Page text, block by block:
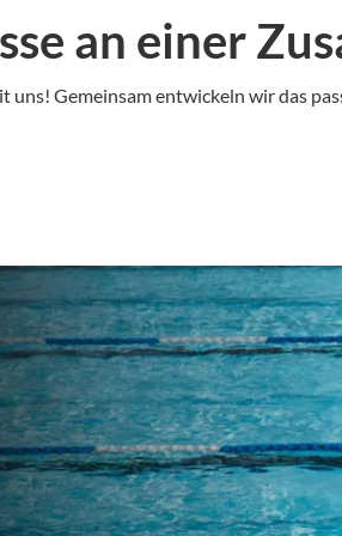
an einer
uns! Gemeinsam entwickeln wir das